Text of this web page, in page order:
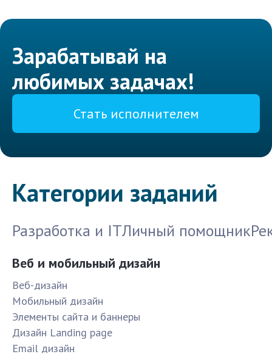
Зарабатывай на
любимых задачах!
Стать исполнителем
Категории заданий
Разработка и ITЛичный помощник
Веб и мобильный дизайн
Веб-дизайн
Мобильный дизайн
Элементы сайта и баннеры
Дизайн Landing page
Email дизайн